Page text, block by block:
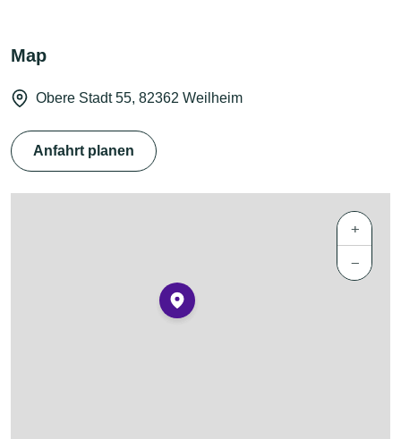
Map
Obere Stadt 55, 82362 Weilheim
Anfahrt planen
+
−